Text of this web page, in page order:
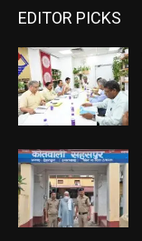
EDITOR PICKS